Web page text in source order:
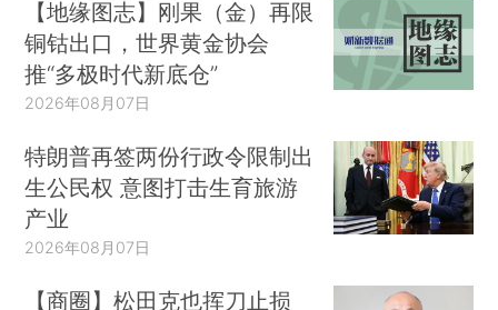
【地缘图志】刚果（金）再限
铜钴出口，世界黄金协会
推“多极时代新底仓”
2026年08月07日
特朗普再签两份行政令限制出
生公民权 意图打击生育旅游
产业
2026年08月07日
【商圈】松田克也挥刀止损